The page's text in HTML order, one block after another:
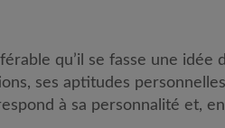
qu’il se fasse une idée
ses aptitudes
à sa personnalité et,